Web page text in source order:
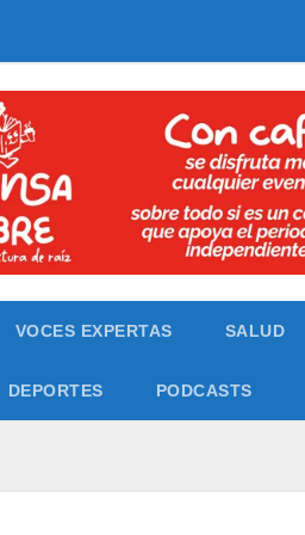
VOCES EXPERTAS SALUD
DEPORTES PODCASTS